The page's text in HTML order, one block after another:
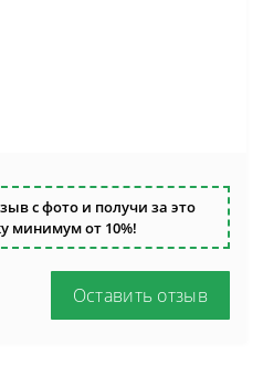
с фото и получи за это
минимум от 10%!
Оставить отзыв